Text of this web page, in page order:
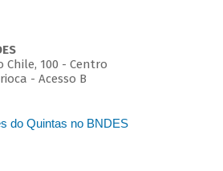
Chile, 100 - Centro
- Acesso B
do Quintas no BNDES